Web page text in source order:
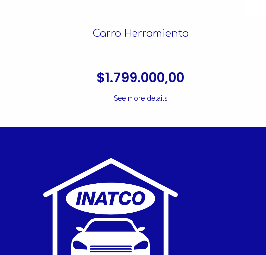
Carro Herramienta
$1.799.000,00
See more details